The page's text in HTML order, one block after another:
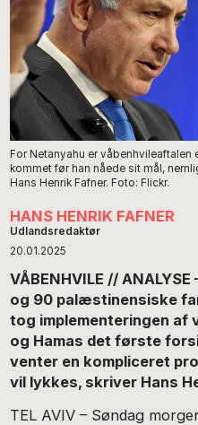
For Netanyahu er
kommet før han nåede sit mål,
Hans Henrik Fafner. Foto: Flickr.
HANS HENRIK FAFNER
Udlandsredaktør
20.01.2025
VÅBENHVILE //
og 90 palæstinensiske
tog implementeringen af
og Hamas det første
venter en kompliceret
vil lykkes, skriver Hans
TEL AVIV – Søndag